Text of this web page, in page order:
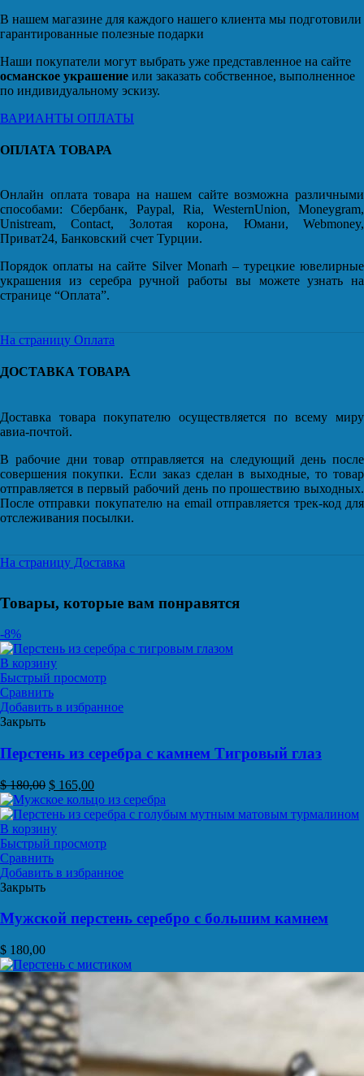
В нашем магазине для каждого нашего клиента мы подготовили
гарантированные полезные подарки
Наши покупатели могут выбрать уже представленное на сайте
османское украшение или заказать собственное, выполненное
по индивидуальному эскизу.
ВАРИАНТЫ ОПЛАТЫ
ОПЛАТА ТОВАРА
Онлайн оплата товара на нашем сайте возможна различными
способами: Сбербанк, Paypal, Ria, WesternUnion, Moneygram,
Unistream, Contact, Золотая корона, Юмани, Webmoney,
Приват24, Банковский счет Турции.
Порядок оплаты на сайте Silver Monarh – турецкие ювелирные
украшения из серебра ручной работы вы можете узнать на
странице “Оплата”.
На страницу Оплата
ДОСТАВКА ТОВАРА
Доставка товара покупателю осуществляется по всему миру
авиа-почтой.
В рабочие дни товар отправляется на следующий день после
совершения покупки. Если заказ сделан в выходные, то товар
отправляется в первый рабочий день по прошествию выходных.
После отправки покупателю на email отправляется трек-код для
отслеживания посылки.
На страницу Доставка
Товары, которые вам понравятся
-8%
В корзину
Быстрый просмотр
Сравнить
Добавить в избранное
Закрыть
Перстень из серебра с камнем Тигровый глаз
$180,00 $ 165,00
В корзину
Быстрый просмотр
Сравнить
Добавить в избранное
Закрыть
Мужской перстень серебро с большим камнем
$ 180,00